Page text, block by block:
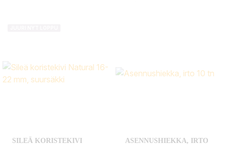
SILEÄ KORISTEKIVI
ASENNUSHIEKKA, IRTO